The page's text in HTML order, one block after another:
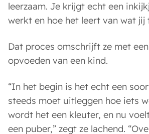
leerzaam. Je krijgt echt een
werkt en hoe het leert van wat jij
Dat proces omschrijft ze met
opvoeden van een kind.
“In het begin is het echt een
steeds moet uitleggen hoe iets
wordt het een kleuter, en nu
een puber,” zegt ze lachend.